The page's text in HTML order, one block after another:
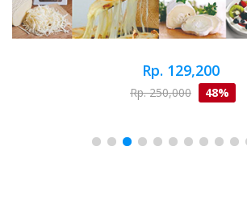
Rp. 129,200
Rp. 250,000 48%